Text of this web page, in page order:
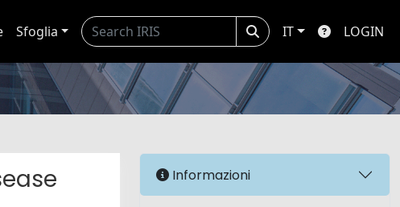
Sfoglia IT LOGIN
Informazioni